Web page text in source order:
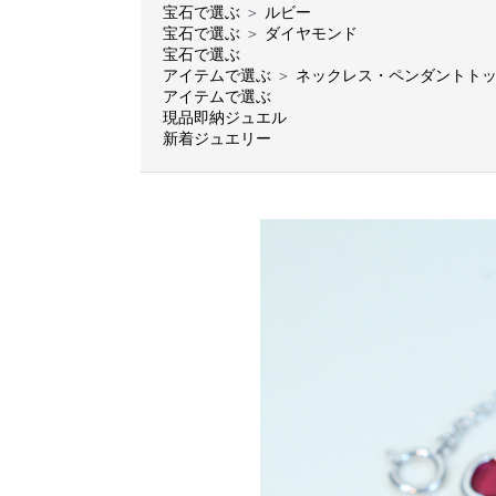
宝石で選ぶ ＞ ルビー
宝石で選ぶ ＞ ダイヤモンド
宝石で選ぶ
アイテムで選ぶ ＞ ネックレス・ペンダントト
アイテムで選ぶ
現品即納ジュエル
新着ジュエリー